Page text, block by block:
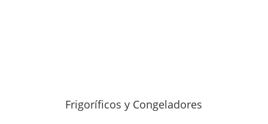
Frigoríficos y Congeladores